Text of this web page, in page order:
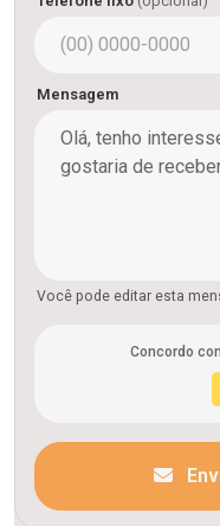
Mensagem
Você pode editar esta
Concordo